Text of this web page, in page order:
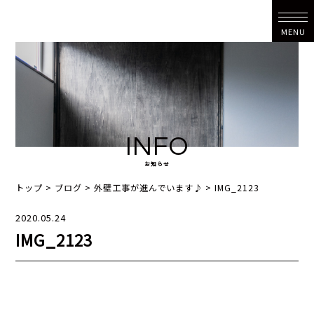
MENU
INFO
お知らせ
トップ > ブログ >外壁工事が進んでいます♪ >IMG_2123
2020.05.24
IMG_2123